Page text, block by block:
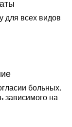
для всех видов
больных.
зависимого на